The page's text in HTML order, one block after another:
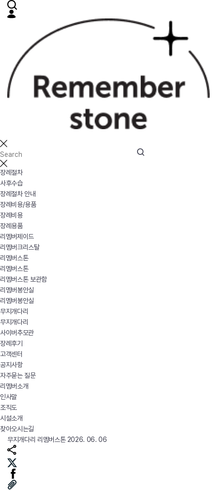
장례절차
사후수습
장례절차 안내
장례비용/용품
장례비용
장례용품
리멤버제이드
리멤버크리스탈
리멤버스톤
리멤버스톤
리멤버스톤 보관함
리멤버봉안실
리멤버봉안실
무지개다리
무지개다리
사이버추모관
장례후기
고객센터
공지사항
자주묻는 질문
리멤버소개
인사말
조직도
시설소개
찾아오시는길
무지개다리 리멤버스톤 2026. 06. 06